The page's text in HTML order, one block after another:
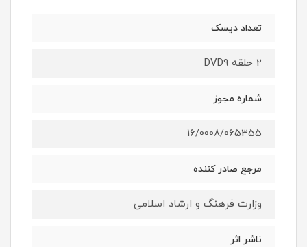
تعداد دیسک
2 حلقه DVD9
شماره مجوز
16/0008/065355
مرجع صادر کننده
وزارت فرهنگ و ارشاد اسلامی
ناشر اثر